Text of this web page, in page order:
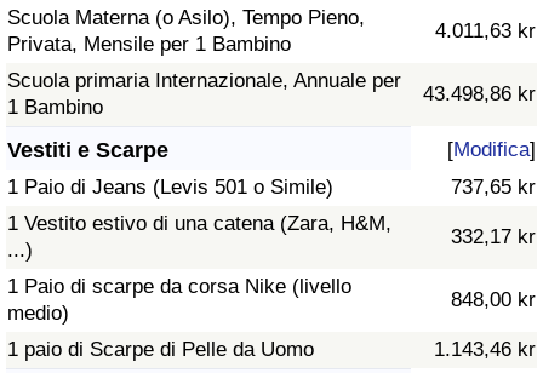
Scuola Materna (o Asilo), Tempo Pieno,
Privata, Mensile per 1 Bambino
4.011,63 kr
Scuola primaria Internazionale, Annuale per
1 Bambino
43.498,86 kr
Vestiti e Scarpe [Modifica]
1 Paio di Jeans (Levis 501 o Simile)
737,65 kr
1 Vestito estivo di una catena (Zara, H&M,
...)
332,17 kr
1 Paio di scarpe da corsa Nike (livello
medio)
848,00 kr
1 paio di Scarpe di Pelle da Uomo 1.143,46 kr